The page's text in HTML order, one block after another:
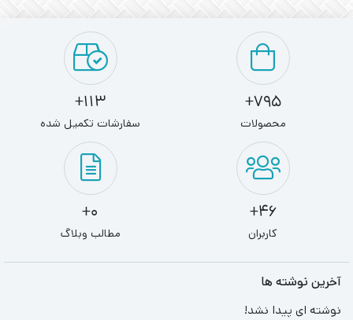
795+
محصولات
113+
سفارشات تکمیل شده
46+
کاربران
0+
مطالب وبلاگ
آخرین نوشته ها
نوشته ای پیدا نشد!